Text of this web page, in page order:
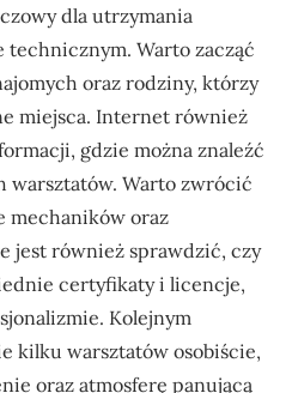
dla utrzymania
technicznym. Warto zacząć
oraz rodziny, którzy
miejsca. Internet również
gdzie można znaleźć
warsztatów. Warto zwrócić
mechaników oraz
jest również sprawdzić, czy
certyfikaty i licencje,
Kolejnym
kilku warsztatów osobiście,
oraz atmosferę panującą